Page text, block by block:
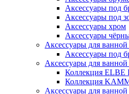
Аксессуары под
Аксессуары под
Аксессуары хром
Аксессуары
Аксессуары для
Аксессуары под
Аксессуары для
Коллекция
Коллекция
Аксессуары для